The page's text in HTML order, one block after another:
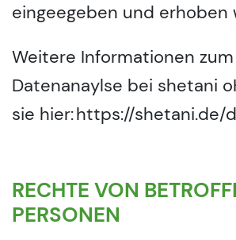
eingeegeben und erhoben
Weitere Informationen zum
Datenanaylse bei shetani
sie hier: https://
RECHTE VON
PERSONEN